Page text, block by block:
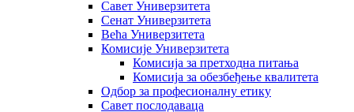
Савет Универзитета
Сенат Универзитета
Већа Универзитета
Комисије Универзитета
Комисија за претходна питања
Комисија за обезбеђење квалитета
Одбор за професионалну етику
Савет послодаваца